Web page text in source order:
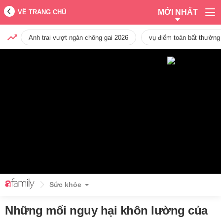
VỀ TRANG CHỦ MỚI NHẤT
Anh trai vượt ngàn chông gai 2026 vụ điểm toán bất
Sức khỏe
Những mối nguy hại khôn lường của